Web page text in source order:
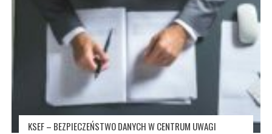
KSEF – BEZPIECZEŃSTWO DANYCH W CENTRUM UWAGI